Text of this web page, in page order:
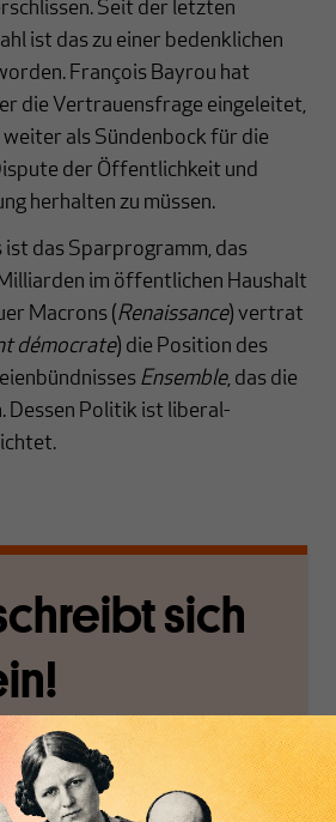
Seit der letzten
ist das zu einer bedenklichen
François Bayrou hat
die Vertrauensfrage eingeleitet,
weiter als Sündenbock für die
der Öffentlichkeit und
herhalten zu müssen.
ist das Sparprogramm, das
im öffentlichen Haushalt
Macrons (Renaissance) vertrat
démocrate) die Position des
Ensemble, das die
Dessen Politik ist liberal-
sich
Wir verlassen die